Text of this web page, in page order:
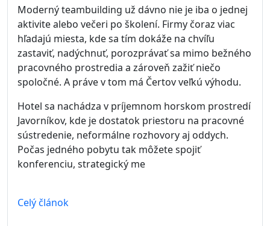
Moderný teambuilding už dávno nie je iba o jednej
aktivite alebo večeri po školení. Firmy čoraz viac
hľadajú miesta, kde sa tím dokáže na chvíľu
zastaviť, nadýchnuť, porozprávať sa mimo bežného
pracovného prostredia a zároveň zažiť niečo
spoločné. A práve v tom má Čertov veľkú výhodu.
Hotel sa nachádza v príjemnom horskom prostredí
Javorníkov, kde je dostatok priestoru na pracovné
sústredenie, neformálne rozhovory aj oddych.
Počas jedného pobytu tak môžete spojiť
konferenciu, strategický me
Celý článok